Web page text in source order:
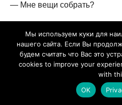
— Мне вещи собрать?
— Ты серьёзно?
Вероника посмотрела на
больше не спросил.
Мы используем куки для
нашего сайта. Если Вы
будем считать что Вас это
cookies to improve your
with
OK